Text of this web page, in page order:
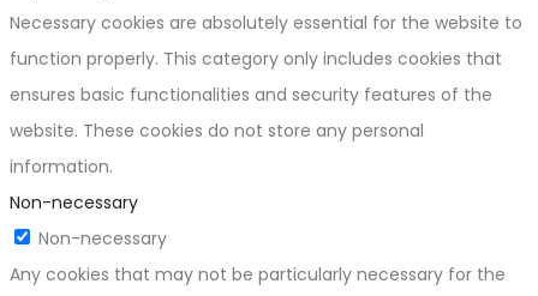
Necessary cookies are absolutely essential for the website to
function properly. This category only includes cookies that
ensures basic functionalities and security features of the
website. These cookies do not store any personal
information.
Non-necessary
Non-necessary
Any cookies that may not be particularly necessary for the